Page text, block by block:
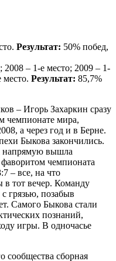
Результат: 50% побед,
2008 – 1-е место; 2009 – 1-
место. Результат: 85,7%
– Игорь Захаркин сразу
чемпионате мира,
а через год и в Берне.
Быкова закончились.
напрямую вышла
фаворитом чемпионата
– все, на что
в тот вечер. Команду
грязью, позабыв
Самого Быкова стали
познаний,
игры. В одночасье
сообщества сборная